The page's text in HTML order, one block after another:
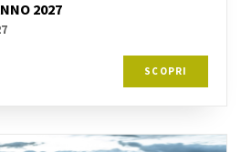
2027
SCOPRI